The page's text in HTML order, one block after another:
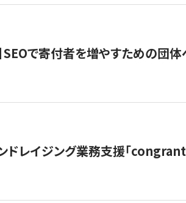
SEOで寄付者を増やすための団
ドレイジング業務支援「